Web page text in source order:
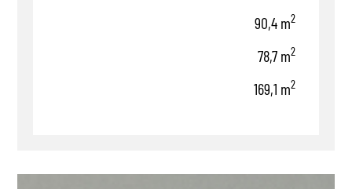
90,4 m2
78,7 m2
169,1 m2